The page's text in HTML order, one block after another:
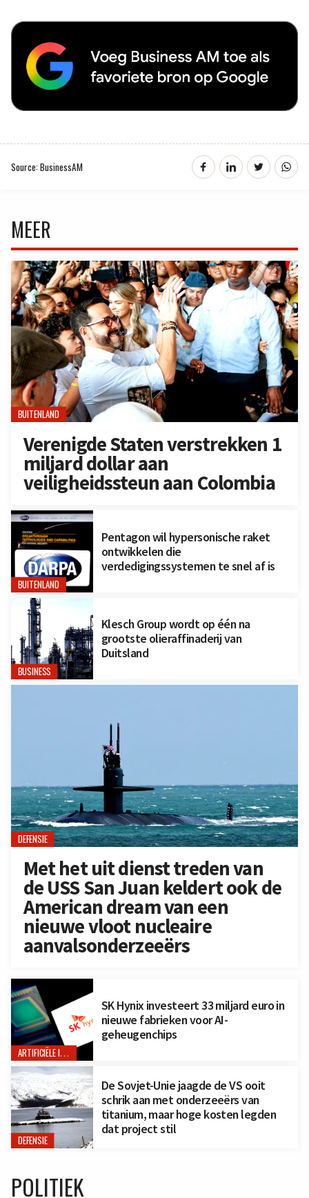
Source: BusinessAM
MEER
BUITENLAND
Verenigde Staten verstrekken 1
miljard dollar aan
veiligheidssteun aan Colombia
BUITENLAND
Pentagon wil hypersonische raket
ontwikkelen die
verdedigingssystemen te snel af is
BUSINESS
Klesch Group wordt op één na
grootste olieraffinaderij van
Duitsland
DEFENSIE
Met het uit dienst treden van
de USS San Juan keldert ook de
American dream van een
nieuwe vloot nucleaire
aanvalsonderzeeërs
ARTIFICIËLE INTELLIGENTIE
SK Hynix investeert 33 miljard euro in
nieuwe fabrieken voor AI-
geheugenchips
DEFENSIE
De Sovjet-Unie jaagde de VS ooit
schrik aan met onderzeeërs van
titanium, maar hoge kosten legden
dat project stil
POLITIEK